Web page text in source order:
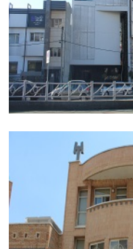
پارک وی – به مساحت